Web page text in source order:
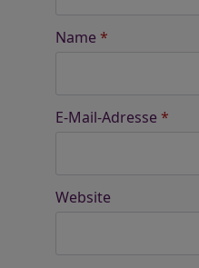
Name *
E-Mail-Adresse *
Website